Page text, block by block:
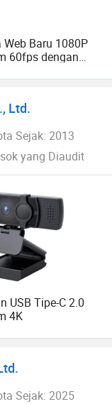
Web Baru 1080P
60fps dengan
USB untuk
Langsung
Pelajaran
Ltd.
Sejak: 2013
yang Diaudit
USB Tipe-C 2.0
4K
Sejak: 2025